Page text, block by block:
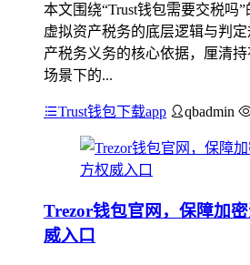
本文围绕“Trust钱包需要交税吗
虚拟资产税务的底层逻辑与判
产税务义务的核心依据，厘清
场景下的...
Trust钱包下载app qbadmin
Trezor钱包官网，保障加
威入口